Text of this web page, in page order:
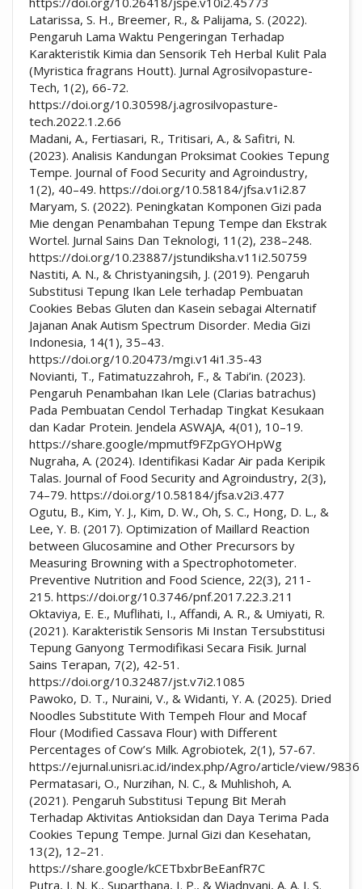
Latarissa, S. H., Breemer, R., & Palijama, S. (2022).
Pengaruh Lama Waktu Pengeringan Terhadap
Karakteristik Kimia dan Sensorik Teh Herbal Kulit Pala
(Myristica fragrans Houtt). Jurnal Agrosilvopasture-
Tech, 1(2), 66-72.
https://doi.org/10.30598/j.agrosilvopasture-
tech.2022.1.2.66
Madani, A., Fertiasari, R., Tritisari, A., & Safitri, N.
(2023). Analisis Kandungan Proksimat Cookies Tepung
Tempe. Journal of Food Security and Agroindustry,
1(2), 40–49. https://doi.org/10.58184/jfsa.v1i2.87
Maryam, S. (2022). Peningkatan Komponen Gizi pada
Mie dengan Penambahan Tepung Tempe dan Ekstrak
Wortel. Jurnal Sains Dan Teknologi, 11(2), 238–248.
https://doi.org/10.23887/jstundiksha.v11i2.50759
Nastiti, A. N., & Christyaningsih, J. (2019). Pengaruh
Substitusi Tepung Ikan Lele terhadap Pembuatan
Cookies Bebas Gluten dan Kasein sebagai Alternatif
Jajanan Anak Autism Spectrum Disorder. Media Gizi
Indonesia, 14(1), 35–43.
https://doi.org/10.20473/mgi.v14i1.35-43
Novianti, T., Fatimatuzzahroh, F., & Tabi’in. (2023).
Pengaruh Penambahan Ikan Lele (Clarias batrachus)
Pada Pembuatan Cendol Terhadap Tingkat Kesukaan
dan Kadar Protein. Jendela ASWAJA, 4(01), 10–19.
https://share.google/mpmutf9FZpGYOHpWg
Nugraha, A. (2024). Identifikasi Kadar Air pada Keripik
Talas. Journal of Food Security and Agroindustry, 2(3),
74–79. https://doi.org/10.58184/jfsa.v2i3.477
Ogutu, B., Kim, Y. J., Kim, D. W., Oh, S. C., Hong, D. L., &
Lee, Y. B. (2017). Optimization of Maillard Reaction
between Glucosamine and Other Precursors by
Measuring Browning with a Spectrophotometer.
Preventive Nutrition and Food Science, 22(3), 211-
215. https://doi.org/10.3746/pnf.2017.22.3.211
Oktaviya, E. E., Muflihati, I., Affandi, A. R., & Umiyati, R.
(2021). Karakteristik Sensoris Mi Instan Tersubstitusi
Tepung Ganyong Termodifikasi Secara Fisik. Jurnal
Sains Terapan, 7(2), 42-51.
https://doi.org/10.32487/jst.v7i2.1085
Pawoko, D. T., Nuraini, V., & Widanti, Y. A. (2025). Dried
Noodles Substitute With Tempeh Flour and Mocaf
Flour (Modified Cassava Flour) with Different
Percentages of Cow’s Milk. Agrobiotek, 2(1), 57-67.
https://ejurnal.unisri.ac.id/index.php/Agro/article/view/9836
Permatasari, O., Nurzihan, N. C., & Muhlishoh, A.
(2021). Pengaruh Substitusi Tepung Bit Merah
Terhadap Aktivitas Antioksidan dan Daya Terima Pada
Cookies Tepung Tempe. Jurnal Gizi dan Kesehatan,
13(2), 12–21.
https://share.google/kCETbxbrBeEanfR7C
Putra, I. N. K., Suparthana, I. P., & Wiadnyani, A. A. I. S.